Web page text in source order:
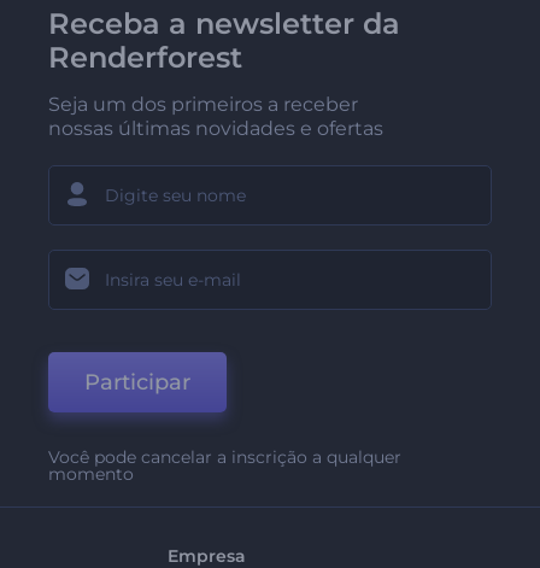
Receba a newsletter da
Renderforest
Seja um dos primeiros a receber
nossas últimas novidades e ofertas
Participar
Você pode cancelar a inscrição a qualquer
momento
Empresa